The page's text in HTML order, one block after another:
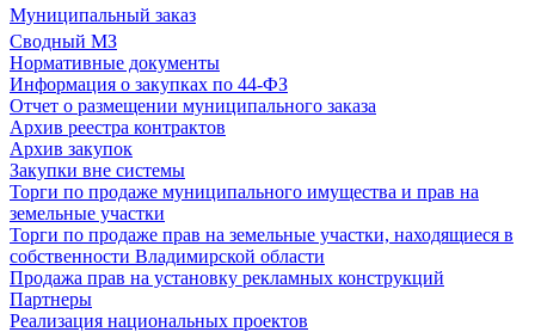
Муниципальный заказ
Сводный МЗ
Нормативные документы
Информация о закупках по 44-ФЗ
Отчет о размещении муниципального заказа
Архив реестра контрактов
Архив закупок
Закупки вне системы
Торги по продаже муниципального имущества и прав на
земельные участки
Торги по продаже прав на земельные участки, находящиеся в
собственности Владимирской области
Продажа прав на установку рекламных конструкций
Партнеры
Реализация национальных проектов